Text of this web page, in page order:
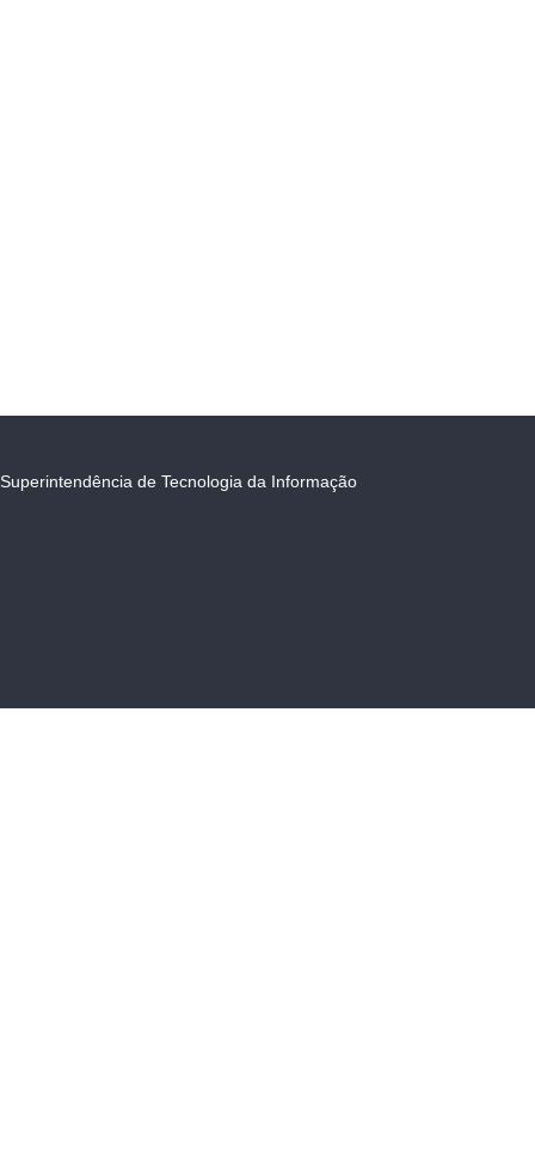
Superintendência de Tecnologia da Informação